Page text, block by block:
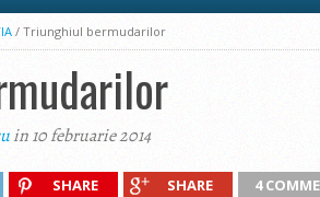
/ Triunghiul bermudarilor
in 10 februarie 2014
SHARE SHARE 4